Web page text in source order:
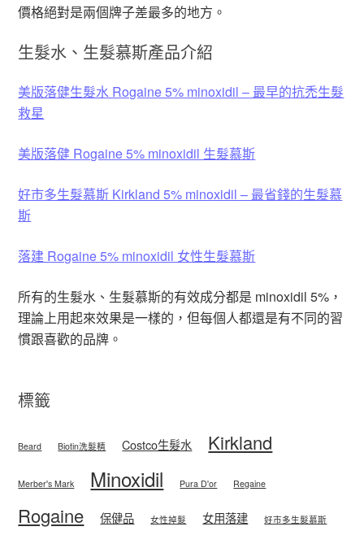
價格絕對是兩個牌子差最多的地方。
生髮水、生髮慕斯產品介紹
美版落健生髮水 Rogaine 5% minoxidil – 最早的抗禿生髮
救星
美版落健 Rogaine 5% minoxidil 生髮慕斯
好市多生髮慕斯 Kirkland 5% minoxidil – 最省錢的生髮慕
斯
落建 Rogaine 5% minoxidil 女性生髮慕斯
所有的生髮水、生髮慕斯的有效成分都是 minoxidil 5%，
理論上用起來效果是一樣的，但每個人都還是有不同的習
慣跟喜歡的品牌。
標籤
Beard Biotin洗髮精 Costco生髮水 Kirkland
Merber's Mark Minoxidil Pura D'or Regaine
Rogaine 保健品 女性掉髮 女用落建 好市多生髮慕斯